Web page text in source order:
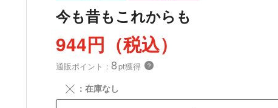
今も昔もこれからも
944円（税込）
通販ポイント： 8pt獲得 ？
╳ ：在庫なし